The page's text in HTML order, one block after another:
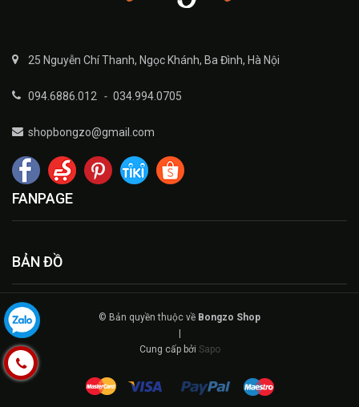
25 Nguyễn Chí Thanh, Ngọc Khánh, Ba Đình, Hà Nội
094.6886.012 - 034.994.0705
shopbongzo@gmail.com
FANPAGE
BẢN ĐỒ
© Bản quyền thuộc về Bongzo Shop
|
Cung cấp bởi Sapo